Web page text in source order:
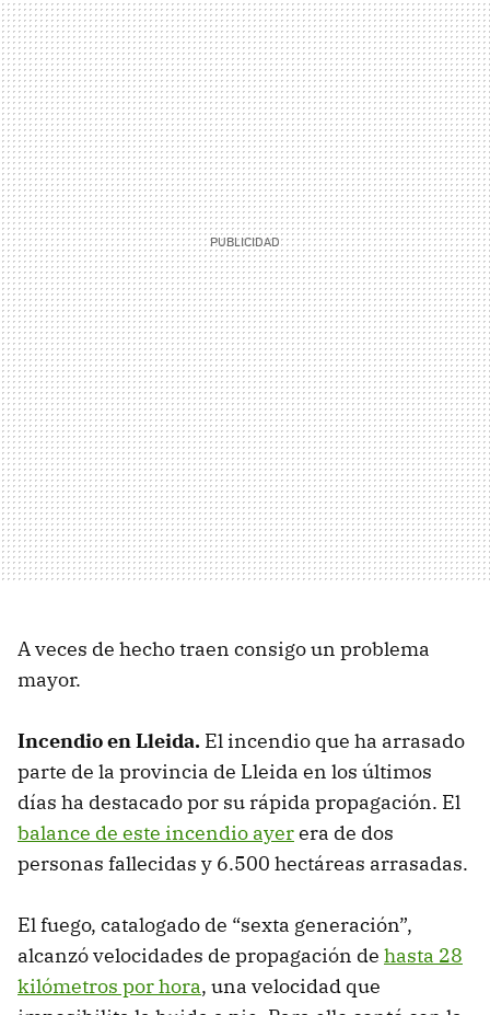
A veces de hecho traen consigo un problema
mayor.
Incendio en Lleida. El incendio que ha arrasado
parte de la provincia de Lleida en los últimos
días ha destacado por su rápida propagación. El
balance de este incendio ayerera de dos
personas fallecidas y 6.500 hectáreas arrasadas.
El fuego, catalogado de “sexta generación”,
alcanzó velocidades de propagación de hasta 28
kilómetros por hora, una velocidad que